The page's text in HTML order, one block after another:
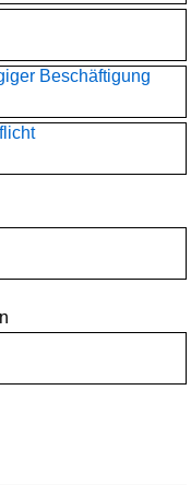
Beschäftigung